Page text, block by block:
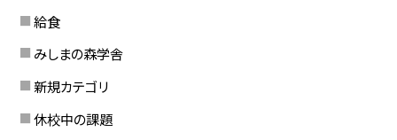
給食
みしまの森学舎
新規カテゴリ
休校中の課題